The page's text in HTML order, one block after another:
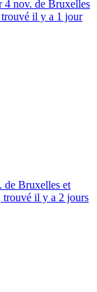
4 nov. de Bruxelles
trouvé il y a 1 jour
de Bruxelles et
trouvé il y a 2 jours